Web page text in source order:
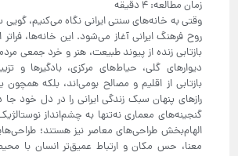
وقتی به خانه‌های سنتی ایرانی نگاه می‌کنیم،
روح فرهنگ ایرانی آغاز می‌شود. این خانه‌ها،
بازتابی زنده از پیوند طبیعت، هنر و خرد جمعی
دیوارهای گلی، حیاط‌های مرکزی، بادگیرها و
بازتابی از اقلیم و مصالح بومی‌اند، بلکه
رازهای پنهان سبک زندگی ایرانی را در دل خود جا
گنجینه‌های معماری نه‌تنها به چشم‌انداز
الهام‌بخش طراحی‌های معاصر نیز هستند؛
معنا، حس مکان و ارتباط عمیق‌تر انسان با